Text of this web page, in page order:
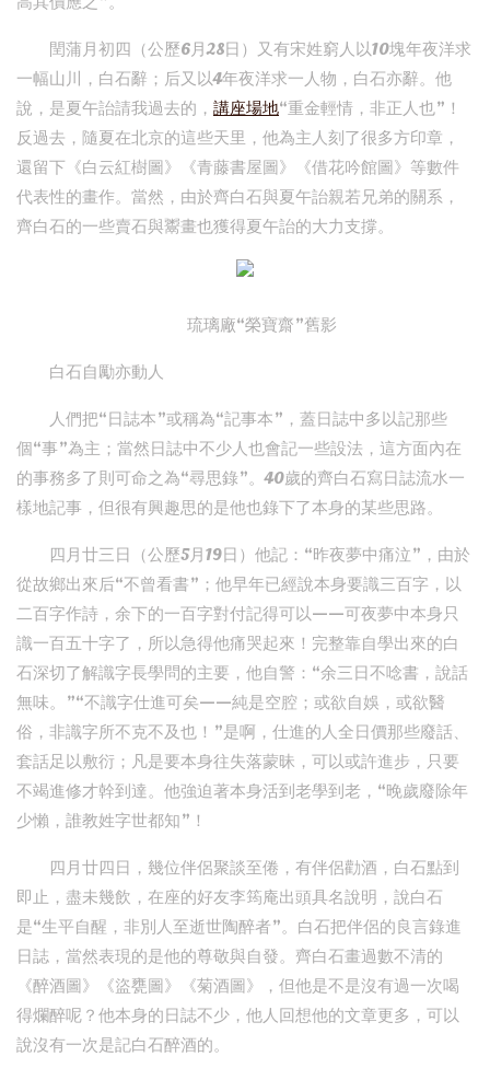
閏蒲月初四（公歷6月28日）又有宋姓窮人以10塊年夜洋求
一幅山川，白石辭；后又以4年夜洋求一人物，白石亦辭。他
說，是夏午詒請我過去的， 講座場地“重金輕情，非正人也”！
反過去，隨夏在北京的這些天里，他為主人刻了很多方印章，
還留下《白云紅樹圖》《青藤書屋圖》《借花吟館圖》等數件
代表性的畫作。當然，由於齊白石與夏午詒親若兄弟的關系，
齊白石的一些賣石與鬻畫也獲得夏午詒的大力支撐。
琉璃廠“榮寶齋”舊影
白石自勵亦動人
人們把“日誌本”或稱為“記事本”，蓋日誌中多以記那些
個“事”為主；當然日誌中不少人也會記一些設法，這方面內在
的事務多了則可命之為“尋思錄”。40歲的齊白石寫日誌流水一
樣地記事，但很有興趣思的是他也錄下了本身的某些思路。
四月廿三日（公歷5月19日）他記：“昨夜夢中痛泣”，由於
從故鄉出來后“不曾看書”；他早年已經說本身要識三百字，以
二百字作詩，余下的一百字對付記得可以——可夜夢中本身只
識一百五十字了，所以急得他痛哭起來！完整靠自學出來的白
石深切了解識字長學問的主要，他自警：“余三日不唸書，說話
無味。”“不識字仕進可矣——純是空腔；或欲自娛，或欲醫
俗，非識字所不克不及也！”是啊，仕進的人全日價那些廢話、
套話足以敷衍；凡是要本身往失落蒙昧，可以或許進步，只要
不竭進修才幹到達。他強迫著本身活到老學到老，“晚歲廢除年
少懶，誰教姓字世都知”！
四月廿四日，幾位伴侶聚談至倦，有伴侶勸酒，白石點到
即止，盡未幾飲，在座的好友李筠庵出頭具名說明，說白石
是“生平自醒，非別人至逝世陶醉者”。白石把伴侶的良言錄進
日誌，當然表現的是他的尊敬與自發。齊白石畫過數不清的
《醉酒圖》《盜甕圖》《菊酒圖》，但他是不是沒有過一次喝
得爛醉呢？他本身的日誌不少，他人回想他的文章更多，可以
說沒有一次是記白石醉酒的。